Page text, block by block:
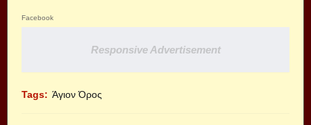
Facebook
Responsive Advertisement
Tags: Άγιον Όρος